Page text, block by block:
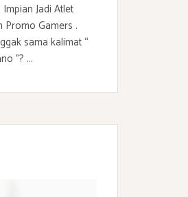
Jadi Atlet
Promo Gamers .
sama kalimat “
”? ...